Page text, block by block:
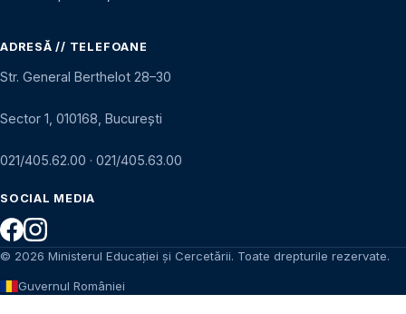
ADRESĂ // TELEFOANE
Str. General Berthelot 28–30
Sector 1, 010168, București
021/405.62.00 · 021/405.63.00
SOCIAL MEDIA
© 2026 Ministerul Educației și Cercetării. Toate drepturile rezervate.
Guvernul României